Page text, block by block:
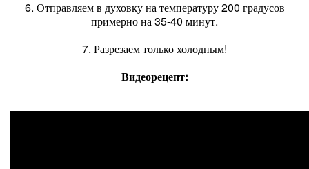
6. Отправляем в духовку на температуру 200 градусов
примерно на 35-40 минут.
7. Разрезаем только холодным!
Видеорецепт: